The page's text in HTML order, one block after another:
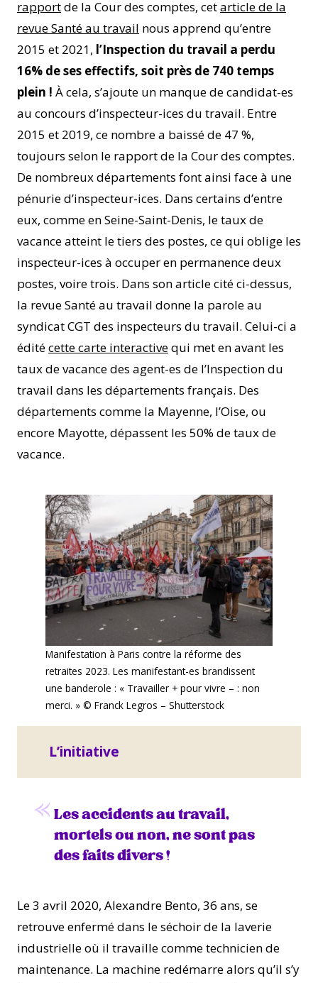
rapportde la Cour des comptes, cetarticle de la
revue Santé au travail nous apprend qu’entre
2015 et 2021, l’Inspection du travail a perdu
16% de ses effectifs, soit près de 740 temps
plein ! À cela, s’ajoute un manque de candidat-es
au concours d’inspecteur-ices du travail. Entre
2015 et 2019, ce nombre a baissé de 47 %,
toujours selon le rapport de la Cour des comptes.
De nombreux départements font ainsi face à une
pénurie d’inspecteur-ices. Dans certains d’entre
eux, comme en Seine-Saint-Denis, le taux de
vacance atteint le tiers des postes, ce qui oblige les
inspecteur-ices à occuper en permanence deux
postes, voire trois. Dans son article cité ci-dessus,
la revue Santé au travail donne la parole au
syndicat CGT des inspecteurs du travail. Celui-ci a
éditécette carte interactivequi met en avant les
taux de vacance des agent-es de l’Inspection du
travail dans les départements français. Des
départements comme la Mayenne, l’Oise, ou
encore Mayotte, dépassent les 50% de taux de
vacance.
Manifestation à Paris contre la réforme des
retraites 2023. Les manifestant-es brandissent
une banderole : « Travailler + pour vivre – : non
merci. » © Franck Legros – Shutterstock
L’initiative
Les accidents au travail,
mortels ou non, ne sont pas
des faits divers !
Le 3 avril 2020, Alexandre Bento, 36 ans, se
retrouve enfermé dans le séchoir de la laverie
industrielle où il travaille comme technicien de
maintenance. La machine redémarre alors qu’il s’y